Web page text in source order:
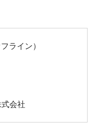
ライン）
会社